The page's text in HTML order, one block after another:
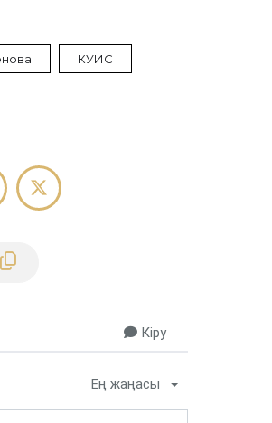
КУИС
Кіру
Ең жаңасы